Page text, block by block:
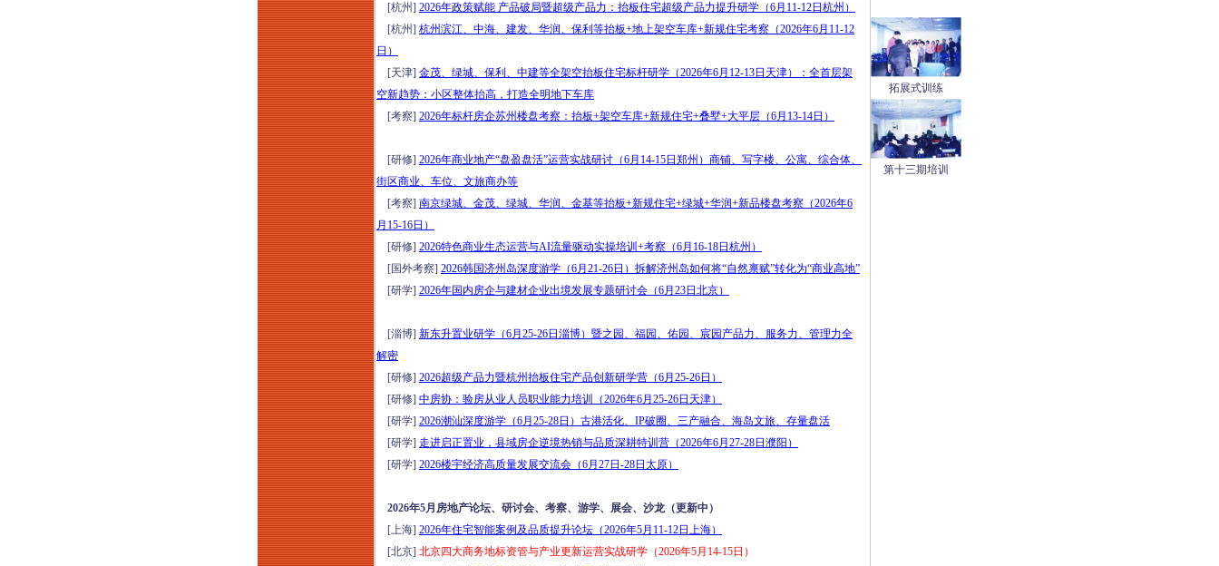
位、收益测算、筹备
期招商与开业后资产
增值经营实操心法
2026年商业标杆项目
会员运营与直播营销
实战特训班（8月8-9
日郑州）
2026年康养项目定位
设计与营销运营提升
研讨暨项目考察（8
月8-9日上海）从定位
筹开、空间设计、品
牌营销到运营管理全
生命周期
2026年云南温泉水疗
运动疗愈+爱情疗愈
标杆项目考察（8月9-
12日）
国企央企及事业单位
项目全生命周期管理
实战能力提升专题培
训（2026年8月11-12
日成都）
穿透式监管下国企法
务、合规、内控、风
险、审计“五位一体
[杭州] 2026年政策赋能 产品破局暨超级产品力：抬板住宅超级产品力提升研学（6月11-12日杭州）
[杭州] 杭州滨江、中海、建发、华润、保利等抬板+地上架空车库+新规住宅考察（2026年6月11-12
日）
[天津] 金茂、绿城、保利、中建等全架空抬板住宅标杆研学（2026年6月12-13日天津）：全首层架
空新趋势：小区整体抬高，打造全明地下车库
[考察] 2026年标杆房企苏州楼盘考察：抬板+架空车库+新规住宅+叠墅+大平层（6月13-14日）
[研修] 2026年商业地产“盘盈盘活”运营实战研讨（6月14-15日郑州）商铺、写字楼、公寓、综合体、
街区商业、车位、文旅商办等
[考察] 南京绿城、金茂、绿城、华润、金基等抬板+新规住宅+绿城+华润+新品楼盘考察（2026年6
月15-16日）
[研修] 2026特色商业生态运营与AI流量驱动实操培训+考察（6月16-18日杭州）
[国外考察] 2026韩国济州岛深度游学（6月21-26日）拆解济州岛如何将“自然禀赋”转化为“商业高地”
[研学] 2026年国内房企与建材企业出境发展专题研讨会（6月23日北京）
[淄博] 新东升置业研学（6月25-26日淄博）暨之园、福园、佑园、宸园产品力、服务力、管理力全
解密
[研修] 2026超级产品力暨杭州抬板住宅产品创新研学营（6月25-26日）
[研修] 中房协：验房从业人员职业能力培训（2026年6月25-26日天津）
[研学] 2026潮汕深度游学（6月25-28日）古港活化、IP破圈、三产融合、海岛文旅、存量盘活
[研学] 走进启正置业，县域房企逆境热销与品质深耕特训营（2026年6月27-28日濮阳）
[研学] 2026楼宇经济高质量发展交流会（6月27日-28日太原）
2026年5月房地产论坛、研讨会、考察、游学、展会、沙龙（更新中）
[上海] 2026年住宅智能案例及品质提升论坛（2026年5月11-12日上海）
[北京] 北京四大商务地标资管与产业更新运营实战研学（2026年5月14-15日）
拓展式训练
第十三期培训